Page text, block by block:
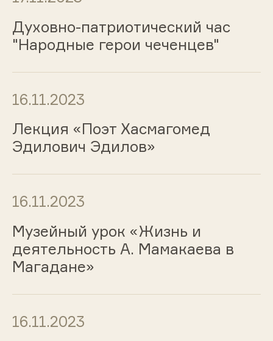
Духовно-патриотический час
"Народные герои чеченцев"
16.11.2023
Лекция «Поэт Хасмагомед
Эдилович Эдилов»
16.11.2023
Музейный урок «Жизнь и
деятельность А. Мамакаева в
Магадане»
16.11.2023